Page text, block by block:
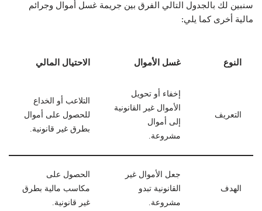
سنبين لك بالجدول التالي الفرق بين جريمة غسل أموال وجرائم
مالية أخرى كما يلي:
النوع غسل الأموال الاحتيال المالي
التعريف
إخفاء أو تحويل
الأموال غير القانونية
إلى أموال
مشروعة.
التلاعب أو الخداع
للحصول على أموال
بطرق غير قانونية.
الهدف
جعل الأموال غير
القانونية تبدو
مشروعة.
الحصول على
مكاسب مالية بطرق
غير قانونية.